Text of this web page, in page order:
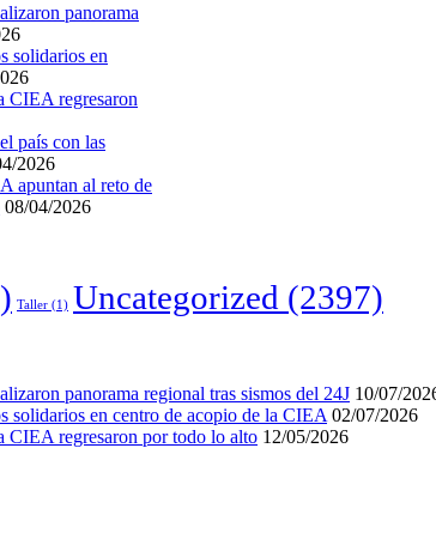
panorama
solidarios en
CIEA regresaron
país con las
2026
apuntan al reto de
08/04/2026
Taller (1) Uncategorized (2397)
panorama regional tras sismos del 24J 10/07/
solidarios en centro de acopio de la CIEA 02/07/2026
CIEA regresaron por todo lo alto 12/05/2026